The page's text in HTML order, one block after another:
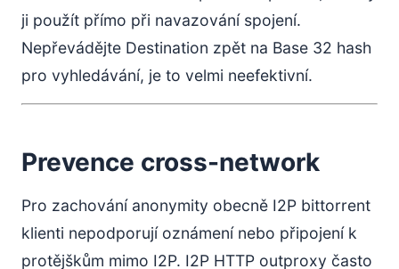
ji použít přímo při navazování spojení.
Nepřevádějte Destination zpět na Base 32 hash
pro vyhledávání, je to velmi neefektivní.
Prevence cross-network
Pro zachování anonymity obecně I2P bittorrent
klienti nepodporují oznámení nebo připojení k
protějškům mimo I2P. I2P HTTP outproxy často